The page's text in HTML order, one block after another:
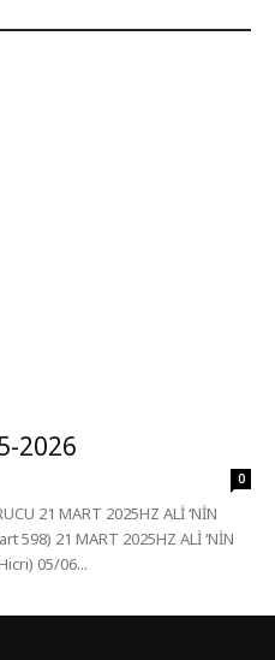
2026
0
21 MART 2025HZ ALİ ‘NİN
598) 21 MART 2025HZ ALİ ‘NİN
05/06...